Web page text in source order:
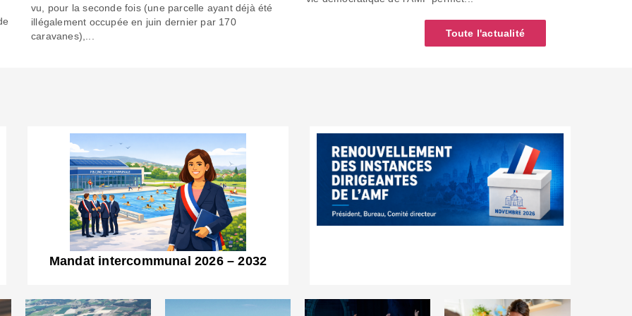
vu, pour la seconde fois (une parcelle ayant déjà été
illégalement occupée en juin dernier par 170
caravanes),...
Toute l'actualité
Mandat intercommunal 2026 – 2032